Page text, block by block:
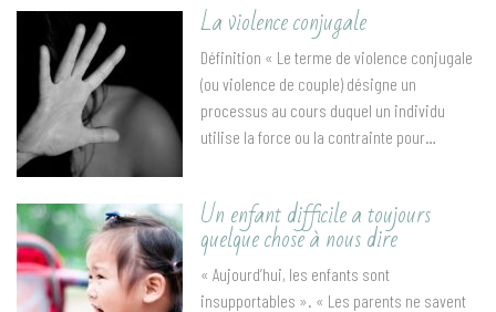
La violence conjugale
Définition « Le terme de violence conjugale
(ou violence de couple) désigne un
processus au cours duquel un individu
utilise la force ou la contrainte pour…
Un enfant difficile a toujours
quelque chose à nous dire
« Aujourd’hui, les enfants sont
insupportables ». « Les parents ne savent